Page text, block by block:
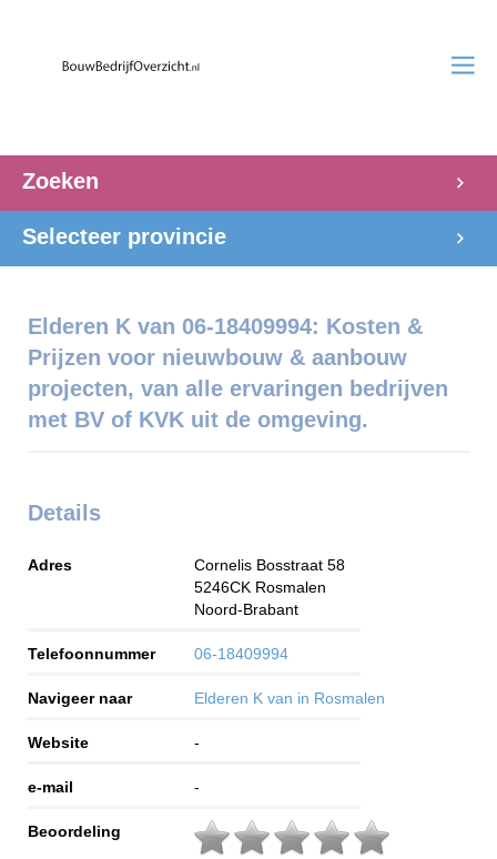
Zoeken
Selecteer provincie
Elderen K van 06-18409994: Kosten &
Prijzen voor nieuwbouw & aanbouw
projecten, van alle ervaringen bedrijven
met BV of KVK uit de omgeving.
Details
Adres
Cornelis Bosstraat 58
5246CK Rosmalen
Noord-Brabant
Telefoonnummer 06-18409994
Navigeer naar Elderen K van in Rosmalen
Website -
e-mail -
Beoordeling